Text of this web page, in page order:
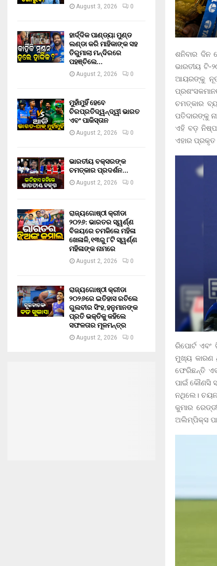
ଶନିବାର ଦିନ
ଭାରତୀୟ ଟି-
ଆୟରଙ୍କୁ
ଚମତ୍କାର
ପତିଦାରଙ୍କୁ
ଏହି ବଡ଼
ଏହାର
ରିପୋର୍ଟ
ମୁଖ୍ୟ କାରଣ
ଫେରିଛନ୍ତି
ପାଇଁ କୌଣସି
ନଥିଲେ।
କୁମାର
ଅଲିମ୍ପିକ୍ସ
August 3, 2026 0
ହାର୍ଦ୍ଦିକ ପାଣ୍ଡ୍ୟା ମୁଣ୍ଡ
ଲଣ୍ଡା କରି ମାହିକାଙ୍କ ସହ
ତିରୁମାଲା ମନ୍ଦିରରେ
ପହଞ୍ଚିଲେ…
August 2, 2026 0
ମୁହାଁମୁହିଁ ହେବେ
ଚିରପ୍ରତିଦ୍ୱନ୍ଦ୍ୱୀ ଭାରତ
ଏବଂ ପାକିସ୍ତାନ
August 2, 2026 0
ଭାରତୀୟ ବକ୍ସରଙ୍କ
ଚମତ୍କାର ପ୍ରଦର୍ଶନ…
August 2, 2026 0
ରାଜ୍ୟଗୋଷ୍ଠୀ କ୍ରୀଡା
୨୦୨୬: ଭାରତର ସ୍ୱର୍ଣ୍ଣ
ବିଜୟରେ ଚମକିଲେ ମହିଳା
ଖେଳାଳି, ୧୩ରୁ ୮ଟି ସ୍ୱର୍ଣ୍ଣ
ମହିଳାଙ୍କ ନାମରେ
August 2, 2026 0
ରାଜ୍ୟଗୋଷ୍ଠୀ କ୍ରୀଡା
୨୦୨୬ରେ ଇତିହାସ ରଚିଲେ
ଗୁଲବୀର ସିଂହ, ହନୁମାନଙ୍କ
ପ୍ରତି ଭକ୍ତିକୁ କହିଲେ
ସଫଳତାର ମୂଳମନ୍ତ୍ର
August 2, 2026 0